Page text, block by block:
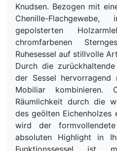
Knudsen. Bezogen mit
Chenille-
gepolsterten
chromfarbenen
Ruhesessel auf stillvolle
Durch die
der Sessel hervorragend
Mobiliar kombinieren.
Räumlichkeit durch die
des geölten Eichenholzes
wird der
absoluten Highlight in
Funktionssessel ist